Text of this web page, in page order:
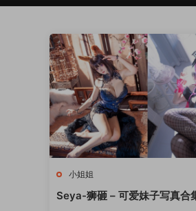
小姐姐
Seya-狮砸 – 可爱妹子写真合